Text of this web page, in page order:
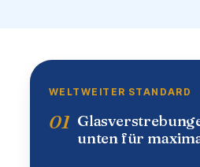
WELTWEITER STANDARD
01
unten für